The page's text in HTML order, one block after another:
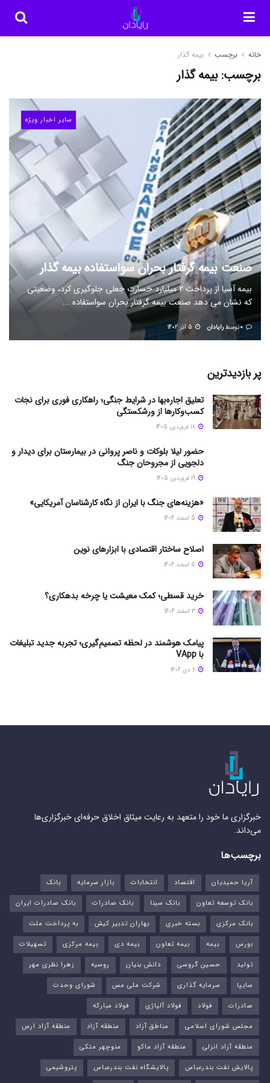
خانه برچسب بیمه گذار
برچسب:بیمه گذار
سایر اخبار ویژه
صنعت بیمه گرفتار بحران سواستفاده بیمه گذار
بیمه آسیا از پرداخت ۲ میلیارد خسارت جعلی جلوگیری کرد، وضعیتی
که نشان می دهد صنعت بیمه گرفتار بحران سواستفاده ...
توسط رایادان
پر بازدیدترین
تعلیق اجاره‌بها در شرایط جنگی؛ راهکاری فوری برای نجات
کسب‌وکارها از ورشکستگی
حضور لیلا بلوکات و ناصر پروانی در بیمارستان برای دیدار و
دلجویی از مجروحان جنگ
«هزینه‌های جنگ با ایران از نگاه کارشناسان آمریکایی»
اصلاح ساختار اقتصادی با ابزارهای نوین
خرید قسطی؛ کمک معیشت یا چرخه بدهکاری؟
پیامک هوشمند در لحظه تصمیم‌گیری؛ تجربه جدید تبلیغات
با VApp
خبرگزاری ما خود را متعهد به رعایت میثاق اخلاق حرفه‌ای خبرگزاری‌ها
می‌داند.
برچسب‌ها
آریا حمیدیان اقتصاد انتخابات بازار سرمایه
بانک
بانک توسعه تعاون
بانک سینا بانک صادرات
بانک صادرات ایران
بانک مرکزی
بسته خبری بهاران تدبیر کیش
به پرداخت ملت
بورس‌
بیمه بیمه تعاون بیمه دی بیمه مرکزی
تسهیلات
تولید
حسین گروسی دانش بنیان روسیه
زهرا نظری مهر
سایپا
سرمایه گذاری شرکت ملی مس
شورای وحدت
صادرات
فولاد فولاد آلیاژی
فولاد مبارکه
مجلس شورای اسلامی
مناطق آزاد منطقه آزاد
منطقه آزاد ارس
منطقه آزاد انزلی
منطقه آزاد ماکو
منوچهر متکی
پالایش نفت بندرعباس
پالایشگاه نفت بندرعباس
پتروشیمی